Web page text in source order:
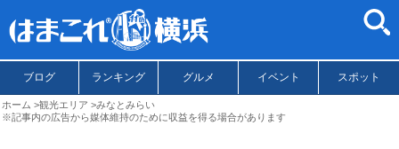
ブログ ランキング グルメ イベント スポット
ホーム 観光エリア
みなとみらい
※記事内の広告から媒体維持のために収益を得る場合があります